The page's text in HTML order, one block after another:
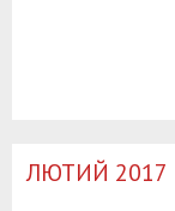
ЛЮТИЙ 2017